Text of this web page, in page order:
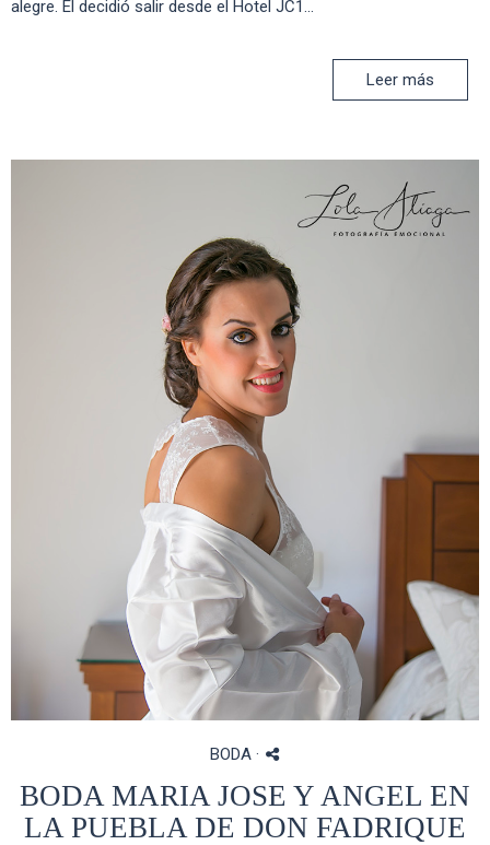
alegre. El decidió salir desde el Hotel JC1...
Leer más
BODA·
BODA MARIA JOSE Y ANGEL EN
LA PUEBLA DE DON FADRIQUE